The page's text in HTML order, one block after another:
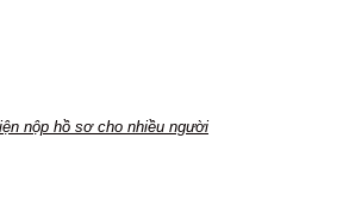
nộp hồ sơ cho nhiều người